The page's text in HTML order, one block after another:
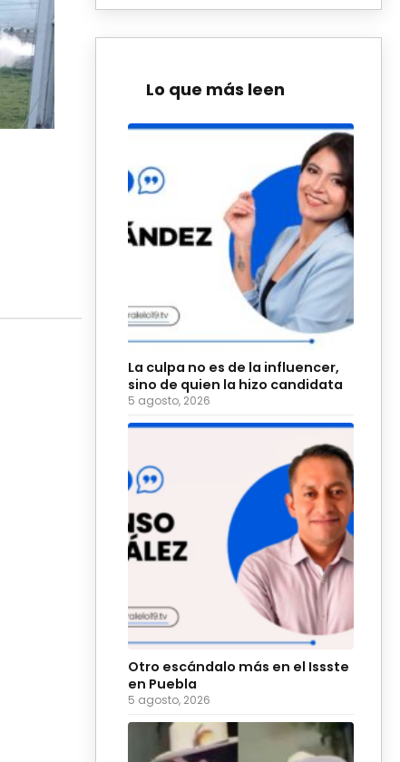
Lo que más leen
La culpa no es de la influencer,
sino de quien la hizo candidata
5 agosto, 2026
Otro escándalo más en el Issste
en Puebla
5 agosto, 2026